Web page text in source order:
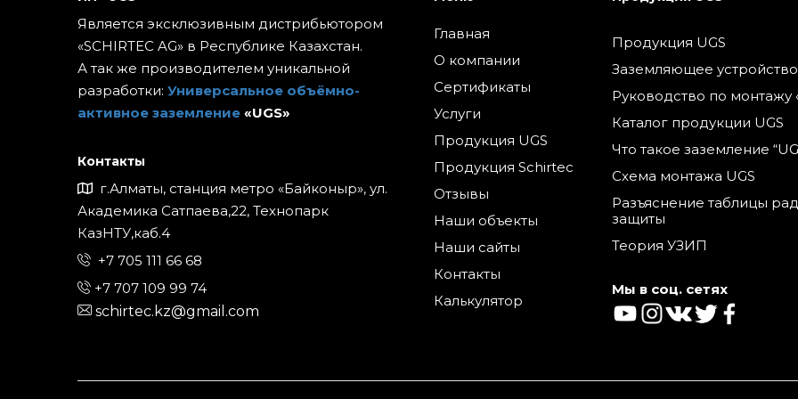
Является эксклюзивным дистрибьютором
«SCHIRTEC AG» в Республике Казахстан.
А так же производителем уникальной
разработки: Универсальное объёмно-
активное заземление «UGS»
Контакты
г.Алматы, станция метро «Байконыр», ул.
Академика Сатпаева,22, Технопарк
КазНТУ,каб.4
+7 705 111 66 68
+7 707 109 99 74
schirtec.kz@gmail.com
Главная
О компании
Сертификаты
Услуги
Продукция UGS
Продукция Schirtec
Отзывы
Наши объекты
Наши сайты
Контакты
Калькулятор
Продукция UGS
Заземляющее устройство
Руководство по монтажу
Каталог продукции UGS
Что такое заземление
Схема монтажа UGS
Разъяснение таблицы
защиты
Теория УЗИП
Мы в соц. сетях